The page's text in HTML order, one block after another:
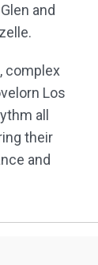
and
complex
Los
all
their
and